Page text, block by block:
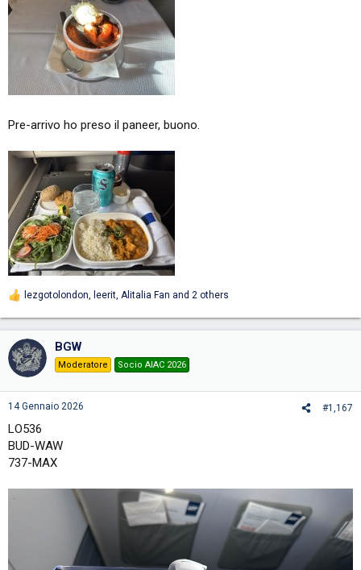
Pre-arrivo ho preso il paneer, buono.
R
t
i
n
s
lezgotolondon leerit Alitalia Fan and 2 others
BGW
Moderatore Socio AIAC 2026
14 Gennaio 2026 #1,167
LO536
BUD-WAW
737-MAX